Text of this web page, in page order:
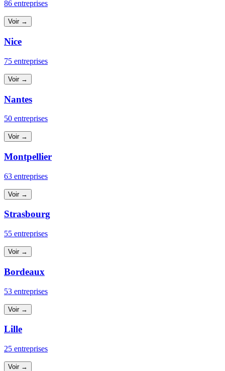
86 entreprises
Voir →
Nice
75 entreprises
Voir →
Nantes
50 entreprises
Voir →
Montpellier
63 entreprises
Voir →
Strasbourg
55 entreprises
Voir →
Bordeaux
53 entreprises
Voir →
Lille
25 entreprises
Voir →